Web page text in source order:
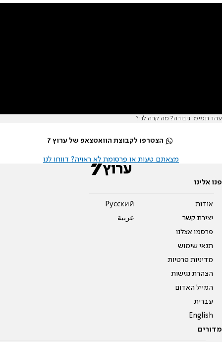
עהד תמימי גיבורה? מה קרה לנו?
הצטרפו לקבוצת הוואטצאפ של ערוץ 7
מצאתם טעות או פרסומת לא ראויה? דווחו לנו
פנו אלינו
אודות
יצירת קשר
פרסמו אצלנו
תנאי שימוש
מדיניות פרטיות
הצהרת נגישות
המייל האדום
עברית
English
Pусский
عربية
מדורים